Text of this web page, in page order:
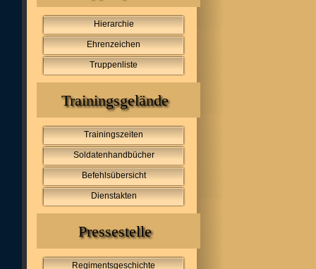
Hierarchie
Ehrenzeichen
Truppenliste
Trainingsgelände
Trainingszeiten
Soldatenhandbücher
Befehlsübersicht
Dienstakten
Pressestelle
Regimentsgeschichte